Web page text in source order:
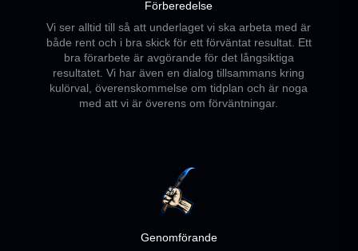
Förberedelse
Vi ser alltid till så att underlaget vi ska arbeta med är
både rent och i bra skick för ett förväntat resultat. Ett
bra förarbete är avgörande för det långsiktiga
resultatet. Vi har även en dialog tillsammans kring
kulörval, överenskommelse om tidplan och är noga
med att vi är överens om förväntningar.
Genomförande